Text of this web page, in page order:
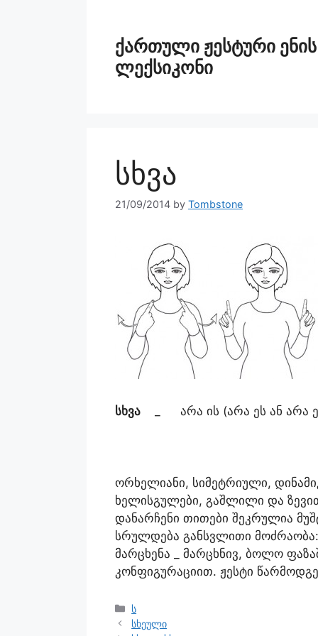
ქართული ჟესტური ენის
ლექსიკონი
სხვა
21/09/2014 by Tombstone
სხვა არა ის (არა ეს ან არა
ორხელიანი, სიმეტრიული,
ხელისგულები, გაშლილი და
დანარჩენი თითები შეკრულია
სრულდება განსვლითი
მარცხენა _ მარცხნივ, ბოლო
კონფიგურაციით. ჟესტი
ს
სხეული